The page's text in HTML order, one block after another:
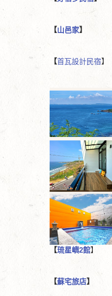
【山邑家】
【首瓦設計民宿】
【琉星嶼2館】
【蘇宅旅店】